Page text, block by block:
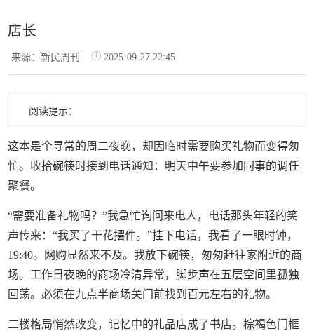
店长
来源：新民周刊 2025-09-27 22:45
阅读提示：
这本是个寻常的周二夜晚，却因临时需要购买礼物而变得匆
忙。收拾碗筷时接到电话通知：明天中午要参加同事的调任
聚餐。
“需要准备礼物吗？”我急忙询问来电人，电话那头年轻的笑
声传来：“我买了干花摆件。”挂下电话，我看了一眼时钟，
19:40。网购显然来不及。我放下碗筷，匆匆赶往家附近的商
场。工作日夜晚的商场冷清异常，脚步声在五层空间里孤独
回荡。必须在九点半商场关门前找到百元左右的礼物。
二楼格局悄然改变，记忆中的礼品店成了书店。棕褐色门框